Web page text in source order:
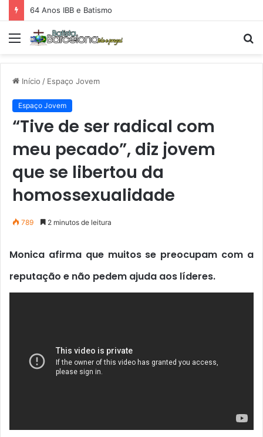
64 Anos IBB e Batismo
Menu
Início / Espaço Jovem
Espaço Jovem
“Tive de ser radical com
meu pecado”, diz jovem
que se libertou da
homossexualidade
789 2 minutos de leitura
Monica afirma que muitos se preocupam com a
reputação e não pedem ajuda aos líderes.